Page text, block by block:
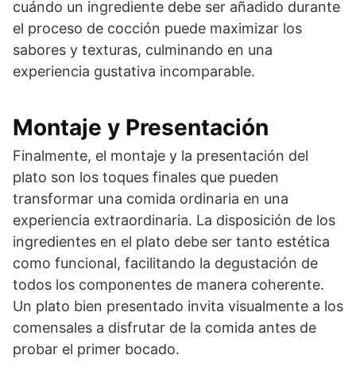
cuándo un ingrediente debe ser añadido durante
el proceso de cocción puede maximizar los
sabores y texturas, culminando en una
experiencia gustativa incomparable.
Montaje y Presentación
Finalmente, el montaje y la presentación del
plato son los toques finales que pueden
transformar una comida ordinaria en una
experiencia extraordinaria. La disposición de los
ingredientes en el plato debe ser tanto estética
como funcional, facilitando la degustación de
todos los componentes de manera coherente.
Un plato bien presentado invita visualmente a los
comensales a disfrutar de la comida antes de
probar el primer bocado.